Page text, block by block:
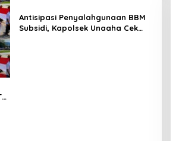
Antisipasi Penyalahgunaan BBM
Subsidi, Kapolsek Unaaha Cek